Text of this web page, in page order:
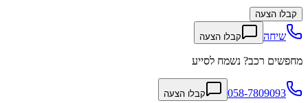
קבלו הצעה
שיחה קבלו הצעה
מחפשים רכב? נשמח לסייע
058-7809093 קבלו הצעה